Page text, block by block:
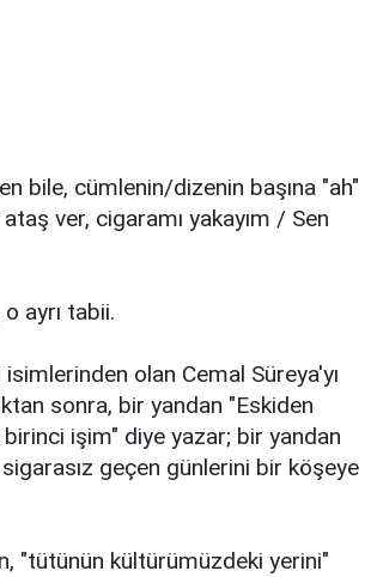
bile, cümlenin/dizenin başına "ah"
ver, cigaramı yakayım / Sen
ayrı tabii.
olan Cemal Süreya'yı
sonra, bir yandan "Eskiden
işim" diye yazar; bir yandan
sigarasız geçen günlerini bir köşeye
"tütünün kültürümüzdeki yerini"